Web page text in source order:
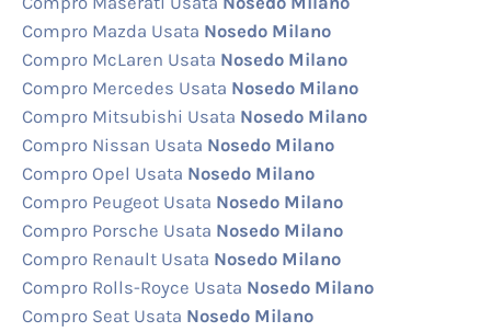
Compro Mazda Usata Nosedo Milano
Compro McLaren Usata Nosedo Milano
Compro Mercedes Usata Nosedo Milano
Compro Mitsubishi Usata Nosedo Milano
Compro Nissan Usata Nosedo Milano
Compro Opel Usata Nosedo Milano
Compro Peugeot Usata Nosedo Milano
Compro Porsche Usata Nosedo Milano
Compro Renault Usata Nosedo Milano
Compro Rolls-Royce Usata Nosedo Milano
Compro Seat Usata Nosedo Milano